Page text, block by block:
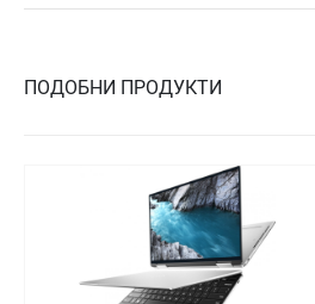
ПОДОБНИ ПРОДУКТИ